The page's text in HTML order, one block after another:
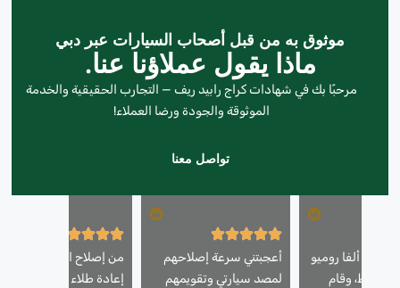
موثوق به من قبل أصحاب السيارات عبر دبي
ماذا يقول عملاؤنا عنا.
مرحبًا بك في شهادات كراج رابيد ريف — التجارب الحقيقية والخدمة
الموثوقة والجودة ورضا العملاء!
تواصل معنا
ألفا روميو
بسيط، وقام
أعجبتني سرعة إصلاحهم
لمصد سيارتي وتقويمهم
من إصلاح الخدوش إلى
إعادة طلاء السيارة